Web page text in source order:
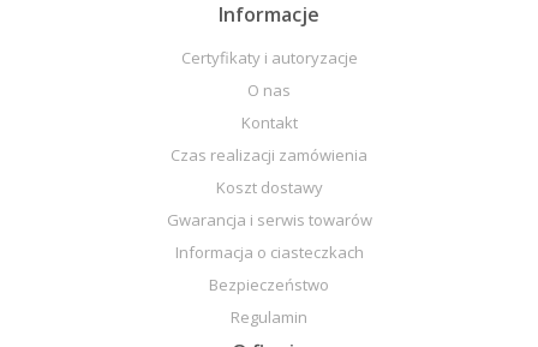
Informacje
Certyfikaty i autoryzacje
O nas
Kontakt
Czas realizacji zamówienia
Koszt dostawy
Gwarancja i serwis towarów
Informacja o ciasteczkach
Bezpieczeństwo
Regulamin